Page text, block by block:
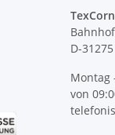
D-
Montag
von